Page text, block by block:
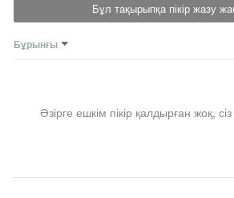
Бұл тақырыпқа пікір жазу
Бұрынғы
Әзірге ешкім пікір қалдырған жоқ,